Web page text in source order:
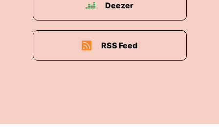
Deezer
RSS Feed